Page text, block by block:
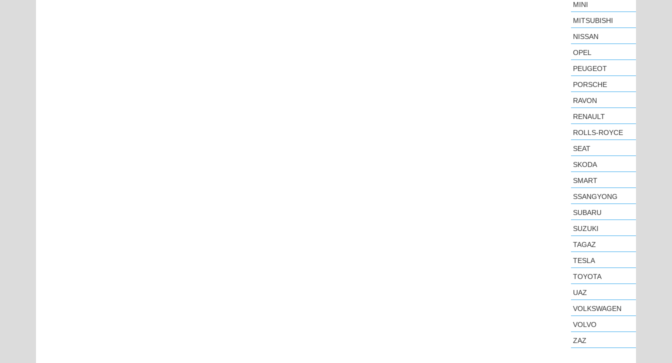
MINI
MITSUBISHI
NISSAN
OPEL
PEUGEOT
PORSCHE
RAVON
RENAULT
ROLLS-ROYCE
SEAT
SKODA
SMART
SSANGYONG
SUBARU
SUZUKI
TAGAZ
TESLA
TOYOTA
UAZ
VOLKSWAGEN
VOLVO
ZAZ